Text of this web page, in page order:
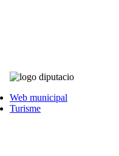
Web municipal
Turisme